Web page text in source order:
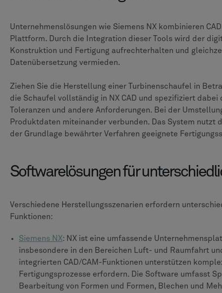
Unternehmenslösungen wie Siemens NX kombinieren
Plattform. Durch die Integration dieser Tools wird der
Konstruktion und Fertigung aufrechterhalten und
Datenübersetzung vermieden.
Ziehen Sie die Herstellung einer Turbinenschaufel in
die Schaufel vollständig in NX CAD und spezifiziert dabei
Toleranzen und andere Anforderungen. Bei der
Produktdaten miteinander verbunden. Das System nutzt
der Grundlage bewährter Verfahren geeignete
Softwarelösungen für
Verschiedene Herstellungsszenarien erfordern
Funktionen:
Siemens NX: NX ist eine umfassende
insbesondere in den Bereichen Luft- und Raumfahrt
integrierten CAD/CAM-Funktionen unterstützen
Fertigungsprozesse erfordern. Die Software umfasst
Bearbeitung von Formen und Formen, Blechen und